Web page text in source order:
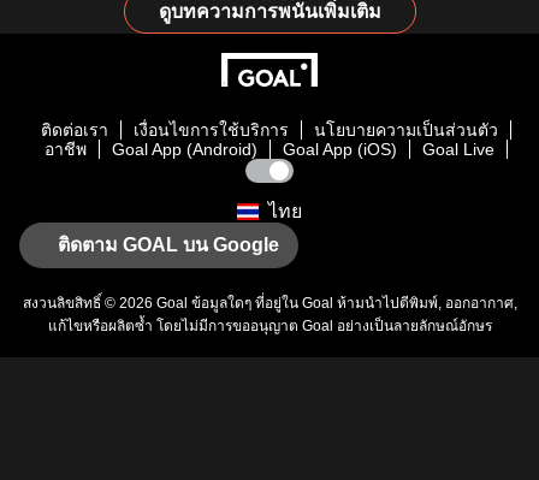
ดูบทความการพนันเพิ่มเติม
ติดต่อเรา เงื่อนไขการใช้บริการ
นโยบายความเป็นส่วนตัว
อาชีพ
Goal App (Android) Goal App (iOS) Goal Live
ไทย
ติดตาม GOAL บน Google
สงวนลิขสิทธิ์ © 2026 Goal ข้อมูลใดๆ ที่อยู่ใน Goal ห้ามนำไปตีพิมพ์, ออกอากาศ,
แก้ไขหรือผลิตซ้ำ โดยไม่มีการขออนุญาต Goal อย่างเป็นลายลักษณ์อักษร